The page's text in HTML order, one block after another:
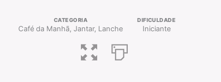
CATEGORIA
Café da Manhã, Jantar, Lanche
DIFICULDADE
Iniciante